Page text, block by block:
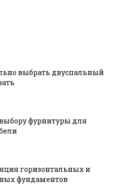
выбрать двуспальный
фурнитуры для
горизонтальных и
фундаментов